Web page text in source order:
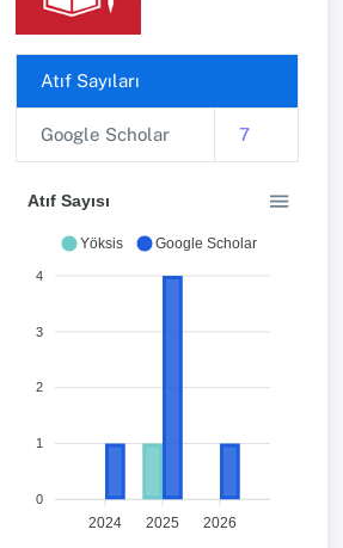
Atıf Sayıları
Google Scholar 7
Yöksis Google Scholar
Atıf Sayısı
4
3
2
1
0
2024 2025 2026